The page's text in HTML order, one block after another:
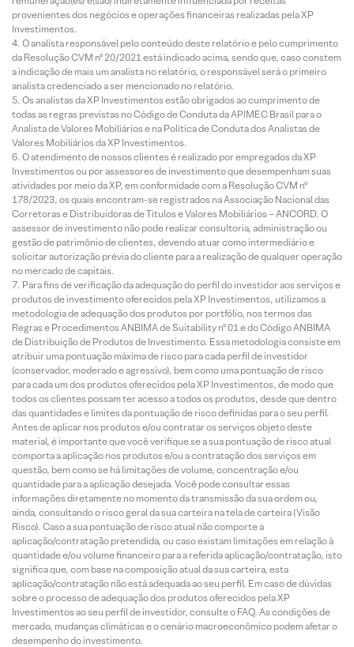
provenientes dos negócios e operações financeiras realizadas pela XP
Investimentos.
O analista responsável pelo conteúdo deste relatório e pelo cumprimento
da Resolução CVM nº 20/2021 está indicado acima, sendo que, caso constem
a indicação de mais um analista no relatório, o responsável será o primeiro
analista credenciado a ser mencionado no relatório.
Os analistas da XP Investimentos estão obrigados ao cumprimento de
todas as regras previstas no Código de Conduta da APIMEC Brasil para o
Analista de Valores Mobiliários e na Política de Conduta dos Analistas de
Valores Mobiliários da XP Investimentos.
O atendimento de nossos clientes é realizado por empregados da XP
Investimentos ou por assessores de investimento que desempenham suas
atividades por meio da XP, em conformidade com a Resolução CVM nº
178/2023, os quais encontram-se registrados na Associação Nacional das
Corretoras e Distribuidoras de Títulos e Valores Mobiliários – ANCORD. O
assessor de investimento não pode realizar consultoria, administração ou
gestão de patrimônio de clientes, devendo atuar como intermediário e
solicitar autorização prévia do cliente para a realização de qualquer operação
no mercado de capitais.
Para fins de verificação da adequação do perfil do investidor aos serviços e
produtos de investimento oferecidos pela XP Investimentos, utilizamos a
metodologia de adequação dos produtos por portfólio, nos termos das
Regras e Procedimentos ANBIMA de Suitability nº 01 e do Código ANBIMA
de Distribuição de Produtos de Investimento. Essa metodologia consiste em
atribuir uma pontuação máxima de risco para cada perfil de investidor
(conservador, moderado e agressivo), bem como uma pontuação de risco
para cada um dos produtos oferecidos pela XP Investimentos, de modo que
todos os clientes possam ter acesso a todos os produtos, desde que dentro
das quantidades e limites da pontuação de risco definidas para o seu perfil.
Antes de aplicar nos produtos e/ou contratar os serviços objeto deste
material, é importante que você verifique se a sua pontuação de risco atual
comporta a aplicação nos produtos e/ou a contratação dos serviços em
questão, bem como se há limitações de volume, concentração e/ou
quantidade para a aplicação desejada. Você pode consultar essas
informações diretamente no momento da transmissão da sua ordem ou,
ainda, consultando o risco geral da sua carteira na tela de carteira (Visão
Risco). Caso a sua pontuação de risco atual não comporte a
aplicação/contratação pretendida, ou caso existam limitações em relação à
quantidade e/ou volume financeiro para a referida aplicação/contratação, isto
significa que, com base na composição atual da sua carteira, esta
aplicação/contratação não está adequada ao seu perfil. Em caso de dúvidas
sobre o processo de adequação dos produtos oferecidos pela XP
Investimentos ao seu perfil de investidor, consulte o FAQ. As condições de
mercado, mudanças climáticas e o cenário macroeconômico podem afetar o
desempenho do investimento.